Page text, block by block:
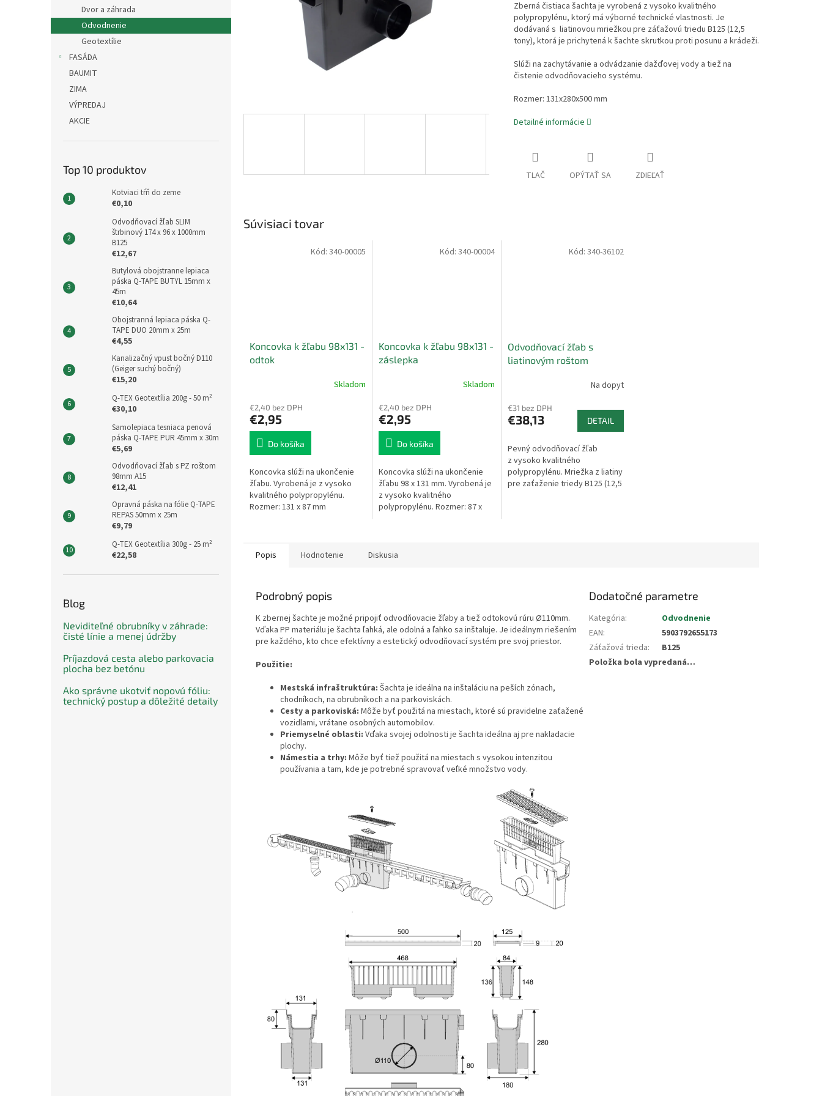
Dvor a záhrada
Odvodnenie
Geotextílie
FASÁDA
BAUMIT
ZIMA
VÝPREDAJ
AKCIE
Top 10 produktov
Kotviaci tŕň do zeme
€0,10
Odvodňovací žľab SLIM
štrbinový 174 x 96 x 1000mm
B125
€12,67
Butylová obojstranne lepiaca
páska Q-TAPE BUTYL 15mm x
45m
€10,64
Obojstranná lepiaca páska Q-
TAPE DUO 20mm x 25m
€4,55
Kanalizačný vpust bočný D110
(Geiger suchý bočný)
€15,20
Q-TEX Geotextília 200g - 50 m²
€30,10
Samolepiaca tesniaca penová
páska Q-TAPE PUR 45mm x 30m
€5,69
Odvodňovací žľab s PZ roštom
98mm A15
€12,41
Opravná páska na fólie Q-TAPE
REPAS 50mm x 25m
€9,79
Q-TEX Geotextília 300g - 25 m²
€22,58
Blog
Neviditeľné obrubníky v záhrade:
čisté línie a menej údržby
Príjazdová cesta alebo parkovacia
plocha bez betónu
Ako správne ukotviť nopovú fóliu:
technický postup a dôležité detaily
Zberná čistiaca šachta je vyrobená z vysoko kvalitného
polypropylénu, ktorý má výborné technické vlastnosti. Je
dodávaná s liatinovou mriežkou pre záťažovú triedu B125 (12,5
tony), ktorá je prichytená k šachte skrutkou proti posunu a krádeži.
Slúži na zachytávanie a odvádzanie dažďovej vody a tiež na
čistenie odvodňovacieho systému.
Rozmer: 131x280x500 mm
Detailné informácie
TLAČ OPÝTAŤ SA ZDIEĽAŤ
Súvisiaci tovar
Koncovka k žľabu 98x131 -
odtok
Skladom
€2,40 bez DPH
€2,95
Do košíka
Koncovka slúži na ukončenie
žľabu. Vyrobená je z vysoko
kvalitného polypropylénu.
Rozmer: 131 x 87 mm
Kód: 340-00005
Koncovka k žľabu 98x131 -
záslepka
Skladom
€2,40 bez DPH
€2,95
Do košíka
Koncovka slúži na ukončenie
žľabu 98 x 131 mm. Vyrobená je
z vysoko kvalitného
polypropylénu. Rozmer: 87 x
Kód: 340-00004
Odvodňovací žľab s
liatinovým roštom
Na dopyt
€31 bez DPH
€38,13 DETAIL
Pevný odvodňovací žľab
z vysoko kvalitného
polypropylénu. Mriežka z liatiny
pre zaťaženie triedy B125 (12,5
Kód:340-36102
Popis Hodnotenie Diskusia
Podrobný popis
K zbernej šachte je možné pripojiť odvodňovacie žľaby a tiež odtokovú rúru Ø110mm.
Vďaka PP materiálu je šachta ľahká, ale odolná a ľahko sa inštaluje. Je ideálnym riešením
pre každého, kto chce efektívny a estetický odvodňovací systém pre svoj priestor.
Použitie:
Mestská infraštruktúra: Šachta je ideálna na inštaláciu na peších zónach,
chodníkoch, na obrubníkoch a na parkoviskách.
Cesty a parkoviská: Môže byť použitá na miestach, ktoré sú pravidelne zaťažené
vozidlami, vrátane osobných automobilov.
Priemyselné oblasti: Vďaka svojej odolnosti je šachta ideálna aj pre nakladacie
plochy.
Námestia a trhy: Môže byť tiež použitá na miestach s vysokou intenzitou
používania a tam, kde je potrebné spravovať veľké množstvo vody.
Dodatočné parametre
Kategória:
Odvodnenie
EAN:
5903792655173
Záťažová trieda:
B125
Položka bola vypredaná…